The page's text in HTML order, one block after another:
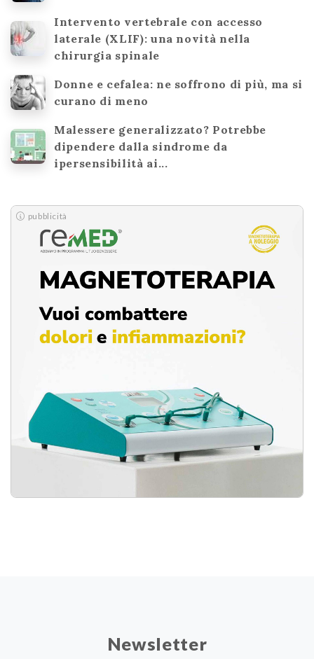
Intervento vertebrale con accesso
laterale (XLIF): una novità nella
chirurgia spinale
Donne e cefalea: ne soffrono di più, ma si
curano di meno
Malessere generalizzato? Potrebbe
dipendere dalla sindrome da
ipersensibilità ai...
pubblicità
Newsletter